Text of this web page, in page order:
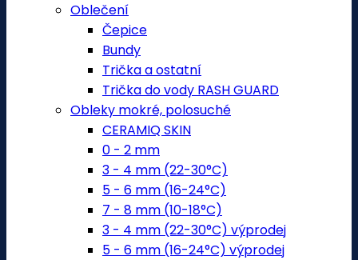
Oblečení
Čepice
Bundy
Trička a ostatní
Trička do vody RASH GUARD
Obleky mokré, polosuché
CERAMIQ SKIN
0 - 2 mm
3 - 4 mm (22-30°C)
5 - 6 mm (16-24°C)
7 - 8 mm (10-18°C)
3 - 4 mm (22-30°C) výprodej
5 - 6 mm (16-24°C) výprodej